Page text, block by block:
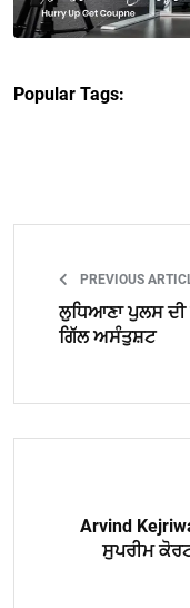
Popular Tags:
PREVIOUS
ਲੁਧਿਆਣਾ ਪੁਲਸ ਦੀ
ਗਿੱਲ ਅਸੰਤੁਸ਼ਟ
Arvind
ਸੁਪਰੀਮ